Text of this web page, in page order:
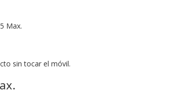
Max.
sin tocar el móvil.